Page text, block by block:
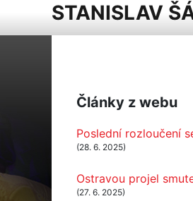
STANISLAV
Články z webu
Poslední rozloučení
(28. 6. 2025)
Ostravou projel
(27. 6. 2025)